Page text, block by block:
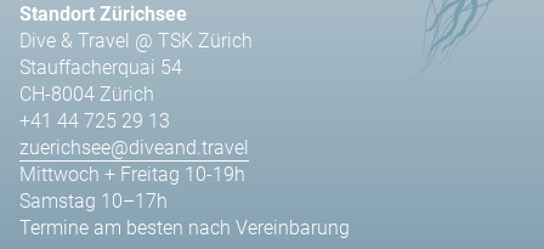
Standort Zürichsee
Dive & Travel @ TSK Zürich
Stauffacherquai 54
CH-8004 Zürich
+41 44 725 29 13
zuerichsee@diveand.travel
Mittwoch + Freitag 10-19h
Samstag 10–17h
Termine am besten nach Vereinbarung